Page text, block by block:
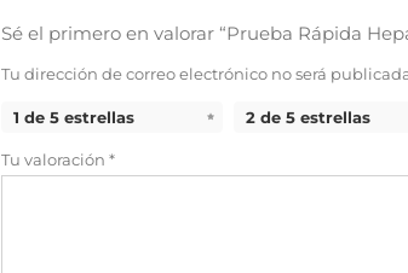
Sé el primero en valorar “Prueba Rápida
Tu dirección de correo electrónico no será
1 de 5 estrellas 2 de 5 estrellas
Tu valoración *